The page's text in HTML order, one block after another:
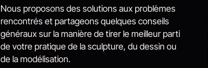
Nous proposons des solutions aux problèmes
rencontrés et partageons quelques conseils
généraux sur la manière de tirer le meilleur parti
de votre pratique de la sculpture, du dessin ou
de la modélisation.